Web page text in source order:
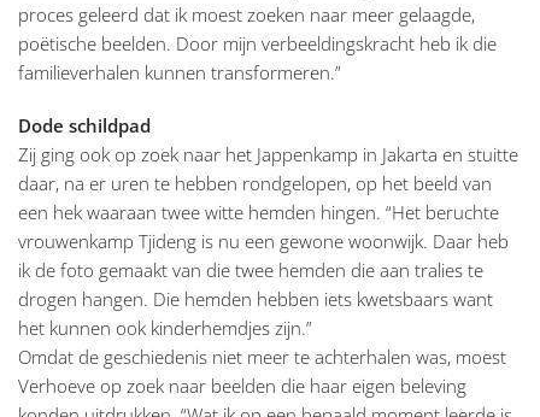
proces geleerd dat ik moest zoeken naar meer gelaagde,
poëtische beelden. Door mijn verbeeldingskracht heb ik die
familieverhalen kunnen transformeren.”
Dode schildpad
Zij ging ook op zoek naar het Jappenkamp in Jakarta en stuitte
daar, na er uren te hebben rondgelopen, op het beeld van
een hek waaraan twee witte hemden hingen. “Het beruchte
vrouwenkamp Tjideng is nu een gewone woonwijk. Daar heb
ik de foto gemaakt van die twee hemden die aan tralies te
drogen hangen. Die hemden hebben iets kwetsbaars want
het kunnen ook kinderhemdjes zijn.”
Omdat de geschiedenis niet meer te achterhalen was, moest
Verhoeve op zoek naar beelden die haar eigen beleving